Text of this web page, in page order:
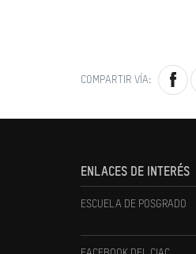
COMPARTIR VÍA:
ENLACES DE INTERÉS
ESCUELA DE POSGRADO